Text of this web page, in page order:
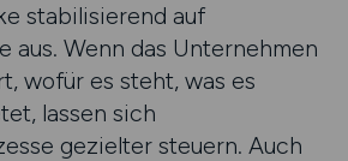
stabilisierend auf
aus. Wenn das Unternehmen
wofür es steht, was es
lassen sich
gezielter steuern. Auch